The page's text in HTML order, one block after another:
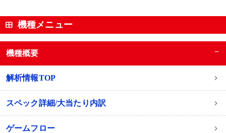
機種メニュー
機種概要 −
解析情報TOP
スペック詳細/大当たり内訳
ゲームフロー